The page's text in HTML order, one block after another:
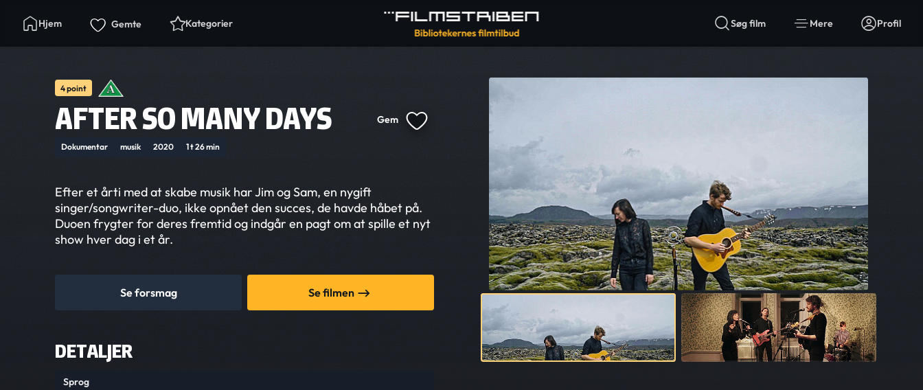
Hjem Gemte Kategorier Søg film Mere Profil
4 point
AFTER SO MANY DAYS Gem
Dokumentar musik 2020 1 t 26 min
Efter et årti med at skabe musik har Jim og Sam, en nygift
singer/songwriter-duo, ikke opnået den succes, de havde håbet på.
Duoen frygter for deres fremtid og indgår en pagt om at spille et nyt
show hver dag i et år.
Se forsmag Se filmen
DETALJER
Sprog